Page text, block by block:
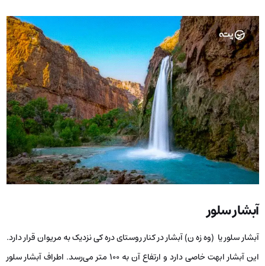
آبشار سلور
آبشار سلور یا (وه زه ن) آبشار در کنار روستای دره کی نزدیک به مریوان قرار دارد.
این آبشار ابهت خاصی دارد و ارتفاع آن به ۱۰۰ متر می‌رسد. اطراف آبشار سلور